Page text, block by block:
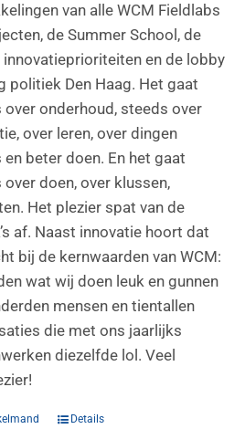
van alle WCM Fieldlabs
de Summer School, de
en de lobby
politiek Den Haag. Het gaat
over onderhoud, steeds over
over leren, over dingen
en beter doen. En het gaat
doen, over klussen,
Het plezier spat van de
af. Naast innovatie hoort dat
bij de kernwaarden van WCM:
wat wij doen leuk en gunnen
mensen en tientallen
die met ons jaarlijks
diezelfde lol. Veel
Details